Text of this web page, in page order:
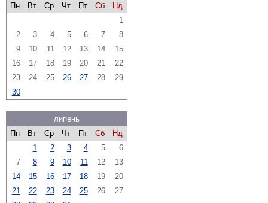
Пн
Вт Ср Чт Пт Сб
Нд
1
2
3 4 5 6 7
8
9
10 11 12 13 14
15
16
17 18 19 20 21
22
23
24 25 26 27 28
29
30
липень
Пн
Вт Ср Чт Пт Сб
Нд
1
2 3 4 5
6
7
8 9 10 11 12
13
14
15 16 17 18 19
20
21
22 23 24 25 26
27